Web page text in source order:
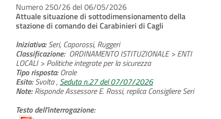
Numero 250/26 del 06/05/2026
Attuale situazione di sottodimensionamento della
stazione di comando dei Carabinieri di Cagli
Iniziativa:Seri, Caporossi, Ruggeri
Classificazione: ORDINAMENTO ISTITUZIONALE > ENTI
LOCALI > Politiche integrate per la sicurezza
Tipo risposta:Orale
Esito:Svolta , Seduta n.27 del 07/07/2026
Note:Risponde Assessore E. Rossi, replica Consigliere Seri
Testo dell'interrogazione: